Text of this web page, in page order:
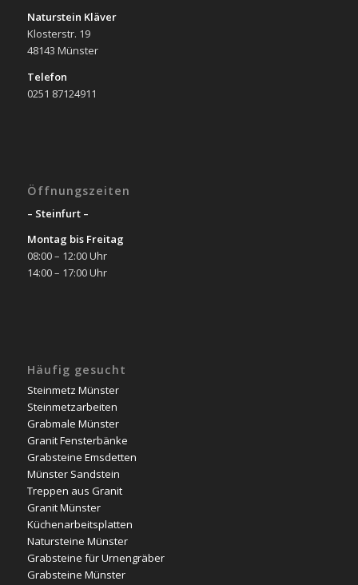
Naturstein Kläver
Klosterstr. 19
48143 Münster
Telefon
0251 87124911
Öffnungszeiten
– Steinfurt –
Montag bis Freitag
08:00 – 12:00 Uhr
14:00 – 17:00 Uhr
Häufig gesucht
Steinmetz Münster
Steinmetzarbeiten
Grabmale Münster
Granit Fensterbänke
Grabsteine Emsdetten
Münster Sandstein
Treppen aus Granit
Granit Münster
Küchenarbeitsplatten
Natursteine Münster
Grabsteine für Urnengräber
Grabsteine Münster